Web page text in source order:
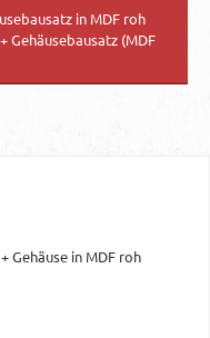
in MDF roh
Gehäusebausatz (MDF